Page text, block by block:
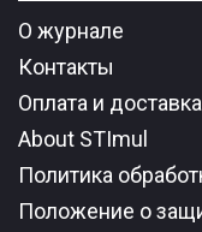
О журнале
Контакты
Оплата и доставка
About STImul
Политика
Положение о